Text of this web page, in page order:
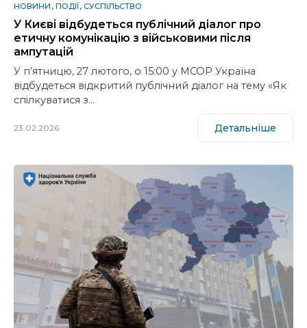
НОВИНИ ПОДІЇ СУСПІЛЬСТВО
У Києві відбудеться публічний діалог про
етичну комунікацію з військовими після
ампутацій
У п’ятницю, 27 лютого, о 15:00 у MCOP Україна
відбудеться відкритий публічний діалог на тему «Як
спілкуватися з…
23.02.2026 Детальніше